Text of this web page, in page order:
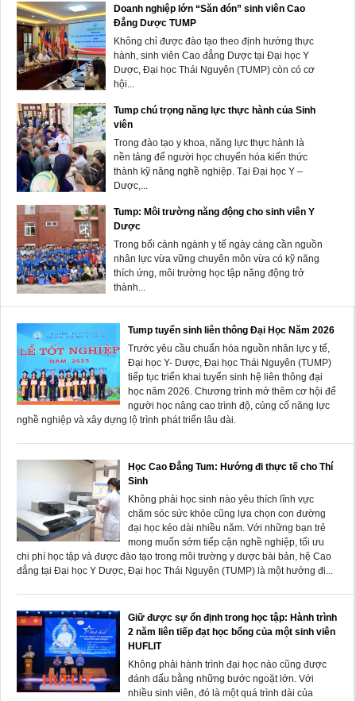
Doanh nghiệp lớn “Săn đón” sinh viên Cao
Đẳng Dược TUMP
Không chỉ được đào tạo theo định hướng thực
hành, sinh viên Cao đẳng Dược tại Đại học Y
Dược, Đại học Thái Nguyên (TUMP) còn có cơ
hội...
Tump chú trọng năng lực thực hành của Sinh
viên
Trong đào tạo y khoa, năng lực thực hành là
nền tảng để người học chuyển hóa kiến thức
thành kỹ năng nghề nghiệp. Tại Đại học Y –
Dược,...
Tump: Môi trường năng động cho sinh viên Y
Dược
Trong bối cảnh ngành y tế ngày càng cần nguồn
nhân lực vừa vững chuyên môn vừa có kỹ năng
thích ứng, môi trường học tập năng động trở
thành...
Tump tuyển sinh liên thông Đại Học Năm 2026
Trước yêu cầu chuẩn hóa nguồn nhân lực y tế,
Đại học Y- Dược, Đại học Thái Nguyên (TUMP)
tiếp tục triển khai tuyển sinh hệ liên thông đại
học năm 2026. Chương trình mở thêm cơ hội để
người học nâng cao trình độ, củng cố năng lực
nghề nghiệp và xây dựng lộ trình phát triển lâu dài.
Học Cao Đẳng Tum: Hướng đi thực tế cho Thí
Sinh
Không phải học sinh nào yêu thích lĩnh vực
chăm sóc sức khỏe cũng lựa chọn con đường
đại học kéo dài nhiều năm. Với những bạn trẻ
mong muốn sớm tiếp cận nghề nghiệp, tối ưu
chi phí học tập và được đào tạo trong môi trường y dược bài bản, hệ Cao
đẳng tại Đại học Y Dược, Đại học Thái Nguyên (TUMP) là một hướng đi...
Giữ được sự ổn định trong học tập: Hành trình
2 năm liên tiếp đạt học bổng của một sinh viên
HUFLIT
Không phải hành trình đại học nào cũng được
đánh dấu bằng những bước ngoặt lớn. Với
nhiều sinh viên, đó là một quá trình dài của